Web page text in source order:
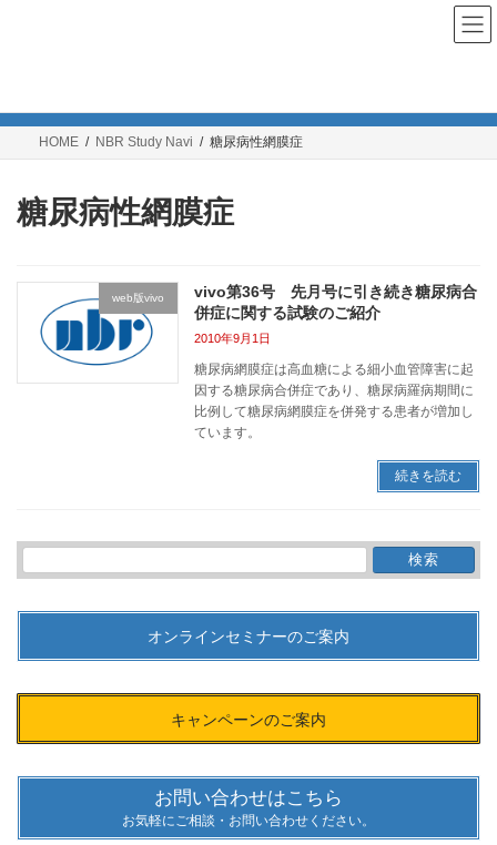
ス
ン
HOME NBR Study Navi 糖尿病性網膜症
糖尿病性網膜症
web版vivo
vivo第36号 先月号に引き続き糖尿病合
併症に関する試験のご紹介
2010年9月1日
糖尿病網膜症は高血糖による細小血管障害に起
因する糖尿病合併症であり、糖尿病羅病期間に
比例して糖尿病網膜症を併発する患者が増加し
ています。
続きを読む
検
索:
オンラインセミナーのご案内
キャンペーンのご案内
お問い合わせはこちら
お気軽にご相談・お問い合わせください。